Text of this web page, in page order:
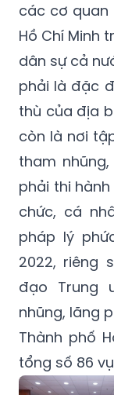
các cơ quan
Hồ Chí Minh
dân sự cả
phải là đặc
thù của địa
còn là nơi
tham
phải thi
chức, cá
pháp lý
2022, riêng
đạo Trung
nhũng, lãng
Thành phố
tổng số 86